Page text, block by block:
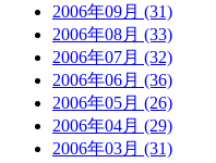
2006年09月 (31)
2006年08月 (33)
2006年07月 (32)
2006年06月 (36)
2006年05月 (26)
2006年04月 (29)
2006年03月 (31)